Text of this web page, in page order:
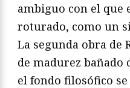
ambiguo con el que
roturado, como un
La segunda obra de
de madurez bañado
el fondo filosófico